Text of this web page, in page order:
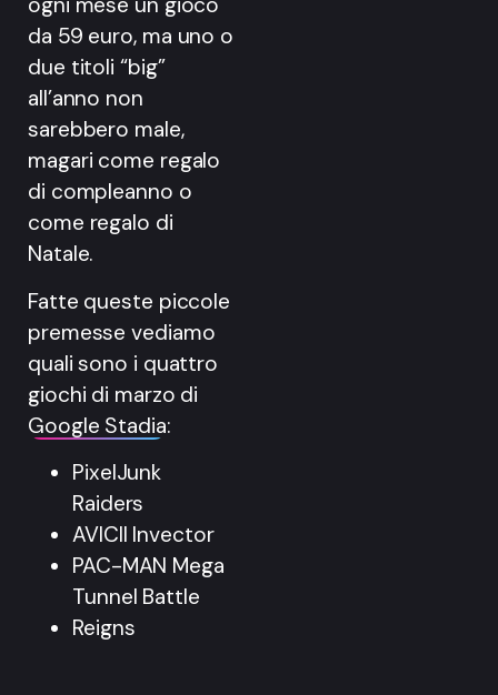
da 59 euro, ma uno o
due titoli “big”
all’anno non
sarebbero male,
magari come regalo
di compleanno o
come regalo di
Natale.
Fatte queste piccole
premesse vediamo
quali sono i quattro
giochi di marzo di
Google Stadia:
PixelJunk
Raiders
AVICII Invector
PAC-MAN Mega
Tunnel Battle
Reigns